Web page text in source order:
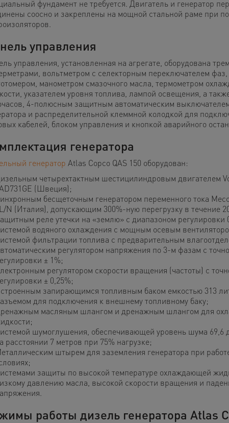
фундамент не требуется. Двигатель и генератор
соосно и закреплены на мощной стальной раме при
управления
управления, установленная на агрегате, оборудована
вольтметром с селекторным переключателем фаз,
манометром смазочного масла, термометром
указателем уровня топлива, лампой освещения, а
4-полюсным защитным автоматическим
и распределительной клеммной колодкой для
кабелей, блоком управления и кнопкой аварийного
генератора
генератор Atlas Copco QAS 150 оборудован:
четырехтактным шестицилиндровым двигателем
(Швеция);
бесщеточным генератором переменного тока
N (Италия), допускающим 300%-ную перегрузку в течение
реле утечки на «землю» с диапазоном регулировки
водяного охлаждения с мощным осевым
фильтрации топлива с предварительным
регулятором напряжения по 3-м фазам с
± 1%;
регулятором скорости вращения (частоты) с
± 0,25%;
запирающимся топливным баком емкостью 313
для подключения к внешнему топливному баку;
масляным шлангом и дренажным шлангом для
шумоглушения, обеспечивающей уровень шума 69,6
расстоянии 7 метров при 75% нагрузке;
штырем для заземления генератора при
защиты по высокой температуре охлаждающей
давлению масла, высокой скорости вращения и
работы дизель генератора Atlas